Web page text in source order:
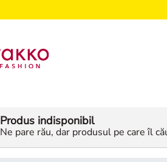
Produs indisponibil
Ne pare rău, dar produsul pe care îl